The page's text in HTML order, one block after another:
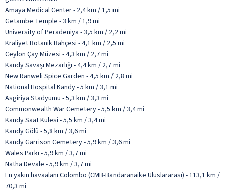
Amaya Medical Center - 2,4 km / 1,5 mi
Getambe Temple - 3 km / 1,9 mi
University of Peradeniya - 3,5 km / 2,2 mi
Kraliyet Botanik Bahçesi - 4,1 km / 2,5 mi
Ceylon Çay Müzesi - 4,3 km / 2,7 mi
Kandy Savaşı Mezarlığı - 4,4 km / 2,7 mi
New Ranweli Spice Garden - 4,5 km / 2,8 mi
National Hospital Kandy - 5 km / 3,1 mi
Asgiriya Stadyumu - 5,3 km / 3,3 mi
Commonwealth War Cemetery - 5,5 km / 3,4 mi
Kandy Saat Kulesi - 5,5 km / 3,4 mi
Kandy Gölü - 5,8 km / 3,6 mi
Kandy Garrison Cemetery - 5,9 km / 3,6 mi
Wales Parkı - 5,9 km / 3,7 mi
Natha Devale - 5,9 km / 3,7 mi
En yakın havaalanı Colombo (CMB-Bandaranaike Uluslararası) - 113,1 km /
70,3 mi